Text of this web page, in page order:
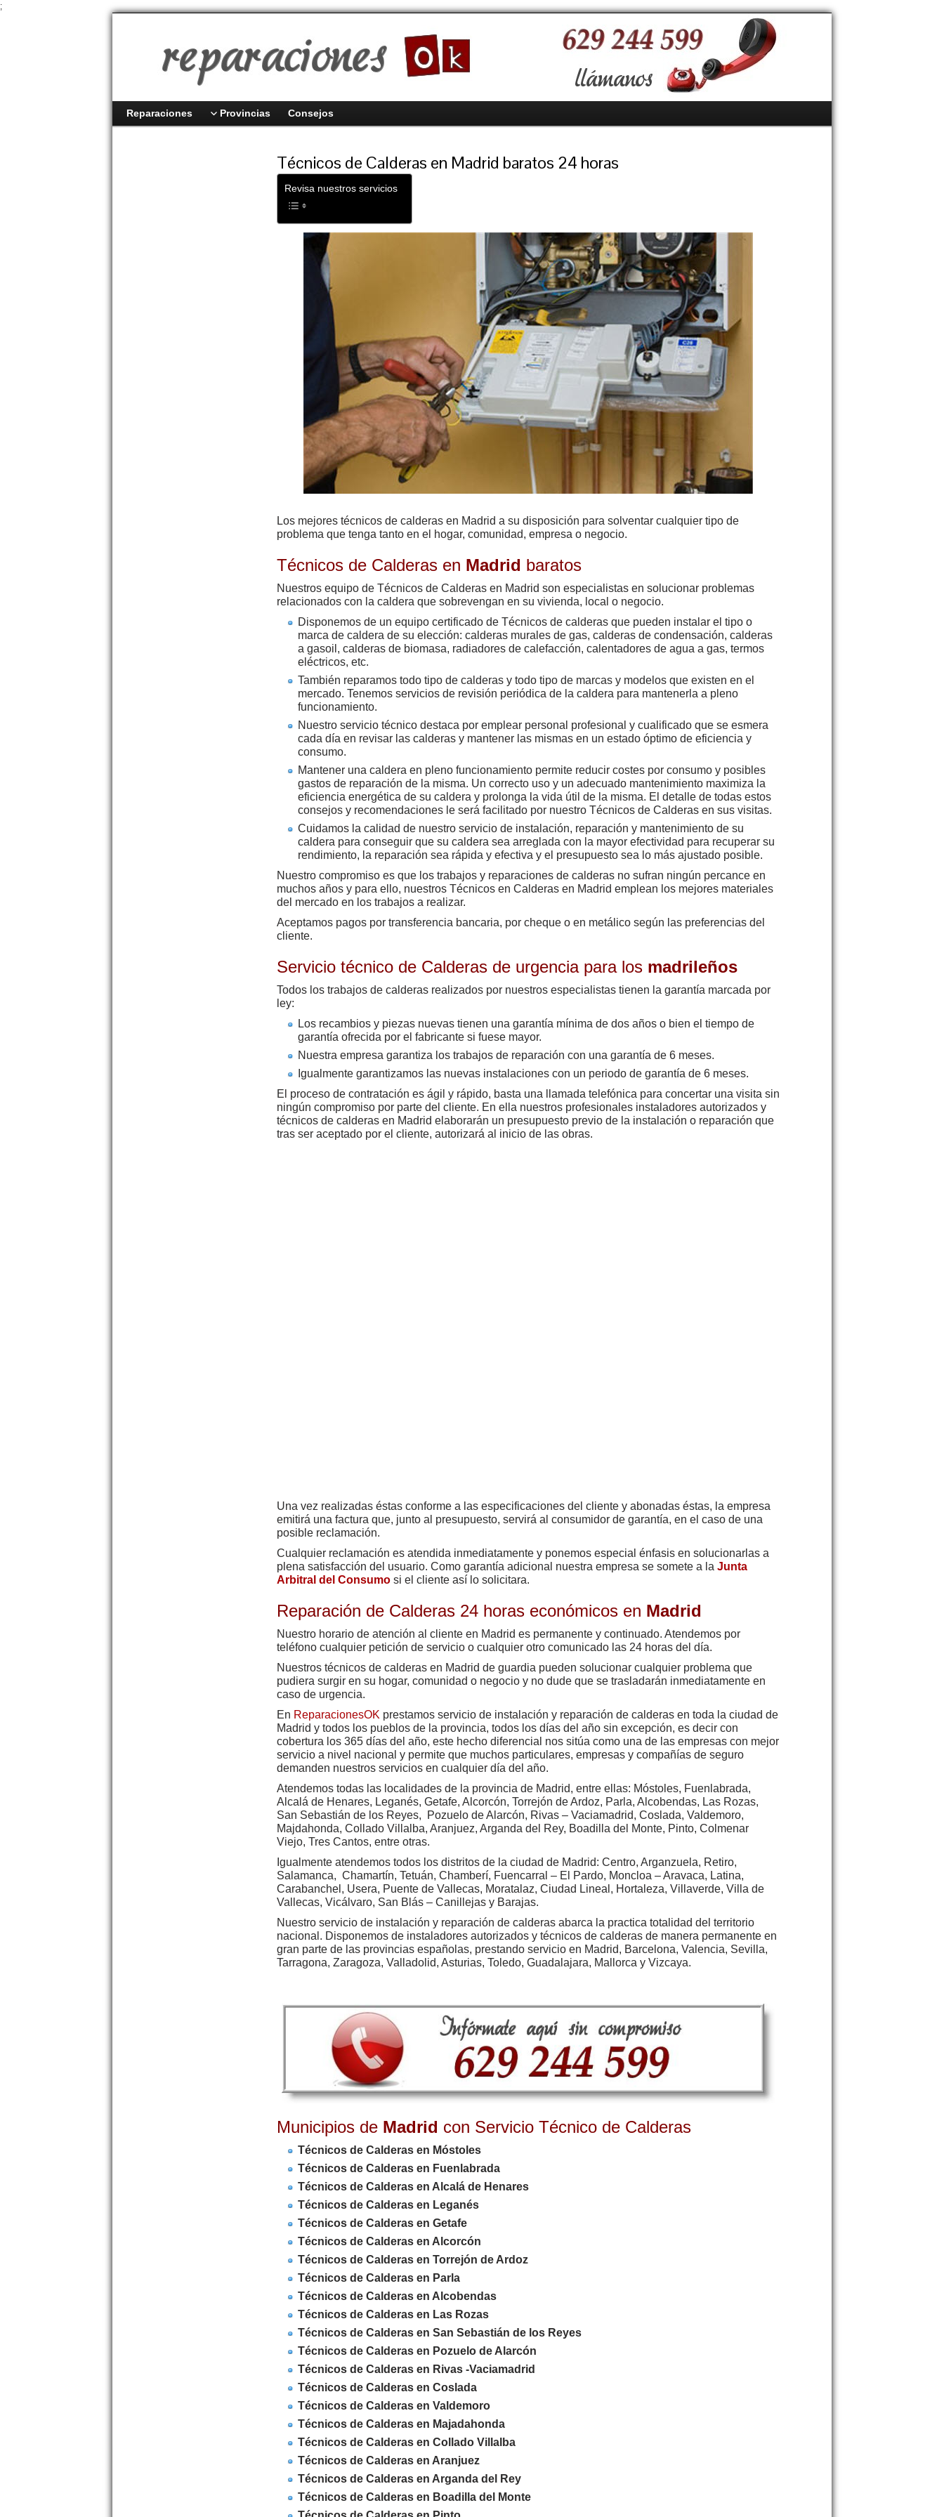
;
Reparaciones Provincias Consejos
Técnicos de Calderas en Madrid baratos 24 horas
Revisa nuestros servicios
Los mejores técnicos de calderas en Madrid a su disposición para solventar cualquier tipo de
problema que tenga tanto en el hogar, comunidad, empresa o negocio.
Técnicos de Calderas en Madrid baratos
Nuestros equipo de Técnicos de Calderas en Madrid son especialistas en solucionar problemas
relacionados con la caldera que sobrevengan en su vivienda, local o negocio.
Disponemos de un equipo certificado de Técnicos de calderas que pueden instalar el tipo o
marca de caldera de su elección: calderas murales de gas, calderas de condensación, calderas
a gasoil, calderas de biomasa, radiadores de calefacción, calentadores de agua a gas, termos
eléctricos, etc.
También reparamos todo tipo de calderas y todo tipo de marcas y modelos que existen en el
mercado. Tenemos servicios de revisión periódica de la caldera para mantenerla a pleno
funcionamiento.
Nuestro servicio técnico destaca por emplear personal profesional y cualificado que se esmera
cada día en revisar las calderas y mantener las mismas en un estado óptimo de eficiencia y
consumo.
Mantener una caldera en pleno funcionamiento permite reducir costes por consumo y posibles
gastos de reparación de la misma. Un correcto uso y un adecuado mantenimiento maximiza la
eficiencia energética de su caldera y prolonga la vida útil de la misma. El detalle de todas estos
consejos y recomendaciones le será facilitado por nuestro Técnicos de Calderas en sus visitas.
Cuidamos la calidad de nuestro servicio de instalación, reparación y mantenimiento de su
caldera para conseguir que su caldera sea arreglada con la mayor efectividad para recuperar su
rendimiento, la reparación sea rápida y efectiva y el presupuesto sea lo más ajustado posible.
Nuestro compromiso es que los trabajos y reparaciones de calderas no sufran ningún percance en
muchos años y para ello, nuestros Técnicos en Calderas en Madrid emplean los mejores materiales
del mercado en los trabajos a realizar.
Aceptamos pagos por transferencia bancaria, por cheque o en metálico según las preferencias del
cliente.
Servicio técnico de Calderas de urgencia para los madrileños
Todos los trabajos de calderas realizados por nuestros especialistas tienen la garantía marcada por
ley:
Los recambios y piezas nuevas tienen una garantía mínima de dos años o bien el tiempo de
garantía ofrecida por el fabricante si fuese mayor.
Nuestra empresa garantiza los trabajos de reparación con una garantía de 6 meses.
Igualmente garantizamos las nuevas instalaciones con un periodo de garantía de 6 meses.
El proceso de contratación es ágil y rápido, basta una llamada telefónica para concertar una visita sin
ningún compromiso por parte del cliente. En ella nuestros profesionales instaladores autorizados y
técnicos de calderas en Madrid elaborarán un presupuesto previo de la instalación o reparación que
tras ser aceptado por el cliente, autorizará al inicio de las obras.
Una vez realizadas éstas conforme a las especificaciones del cliente y abonadas éstas, la empresa
emitirá una factura que, junto al presupuesto, servirá al consumidor de garantía, en el caso de una
posible reclamación.
Cualquier reclamación es atendida inmediatamente y ponemos especial énfasis en solucionarlas a
plena satisfacción del usuario. Como garantía adicional nuestra empresa se somete a la Junta
Arbitral del Consumo si el cliente así lo solicitara.
Reparación de Calderas 24 horas económicos en Madrid
Nuestro horario de atención al cliente en Madrid es permanente y continuado. Atendemos por
teléfono cualquier petición de servicio o cualquier otro comunicado las 24 horas del día.
Nuestros técnicos de calderas en Madrid de guardia pueden solucionar cualquier problema que
pudiera surgir en su hogar, comunidad o negocio y no dude que se trasladarán inmediatamente en
caso de urgencia.
En ReparacionesOK prestamos servicio de instalación y reparación de calderas en toda la ciudad de
Madrid y todos los pueblos de la provincia, todos los días del año sin excepción, es decir con
cobertura los 365 días del año, este hecho diferencial nos sitúa como una de las empresas con mejor
servicio a nivel nacional y permite que muchos particulares, empresas y compañías de seguro
demanden nuestros servicios en cualquier día del año.
Atendemos todas las localidades de la provincia de Madrid, entre ellas: Móstoles, Fuenlabrada,
Alcalá de Henares, Leganés, Getafe, Alcorcón, Torrejón de Ardoz, Parla, Alcobendas, Las Rozas,
San Sebastián de los Reyes, Pozuelo de Alarcón, Rivas – Vaciamadrid, Coslada, Valdemoro,
Majdahonda, Collado Villalba, Aranjuez, Arganda del Rey, Boadilla del Monte, Pinto, Colmenar
Viejo, Tres Cantos, entre otras.
Igualmente atendemos todos los distritos de la ciudad de Madrid: Centro, Arganzuela, Retiro,
Salamanca, Chamartín, Tetuán, Chamberí, Fuencarral – El Pardo, Moncloa – Aravaca, Latina,
Carabanchel, Usera, Puente de Vallecas, Moratalaz, Ciudad Lineal, Hortaleza, Villaverde, Villa de
Vallecas, Vicálvaro, San Blás – Canillejas y Barajas.
Nuestro servicio de instalación y reparación de calderas abarca la practica totalidad del territorio
nacional. Disponemos de instaladores autorizados y técnicos de calderas de manera permanente en
gran parte de las provincias españolas, prestando servicio en Madrid, Barcelona, Valencia, Sevilla,
Tarragona, Zaragoza, Valladolid, Asturias, Toledo, Guadalajara, Mallorca y Vizcaya.
Municipios de Madrid con Servicio Técnico de Calderas
Técnicos de Calderas en Móstoles
Técnicos de Calderas en Fuenlabrada
Técnicos de Calderas en Alcalá de Henares
Técnicos de Calderas en Leganés
Técnicos de Calderas en Getafe
Técnicos de Calderas en Alcorcón
Técnicos de Calderas en Torrejón de Ardoz
Técnicos de Calderas en Parla
Técnicos de Calderas en Alcobendas
Técnicos de Calderas en Las Rozas
Técnicos de Calderas en San Sebastián de los Reyes
Técnicos de Calderas en Pozuelo de Alarcón
Técnicos de Calderas en Rivas -Vaciamadrid
Técnicos de Calderas en Coslada
Técnicos de Calderas en Valdemoro
Técnicos de Calderas en Majadahonda
Técnicos de Calderas en Collado Villalba
Técnicos de Calderas en Aranjuez
Técnicos de Calderas en Arganda del Rey
Técnicos de Calderas en Boadilla del Monte